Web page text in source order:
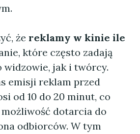
że reklamy w kinie ile
które często zadają
widzowie, jak i twórcy.
emisji reklam przed
od 10 do 20 minut, co
dotarcia do
odbiorców. W tym